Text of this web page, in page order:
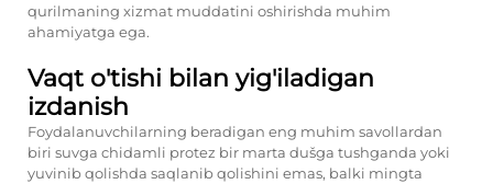
qurilmaning xizmat muddatini oshirishda muhim
ahamiyatga ega.
Vaqt o'tishi bilan yig'iladigan
izdanish
Foydalanuvchilarning beradigan eng muhim savollardan
biri suvga chidamli protez bir marta dušga tushganda yoki
yuvinib qolishda saqlanib qolishini emas, balki mingta